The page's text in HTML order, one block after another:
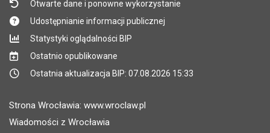
Otwarte dane i ponowne wykorzystanie
Udostępnianie informacji publicznej
Statystyki oglądalności BIP
Ostatnio opublikowane
Ostatnia aktualizacja BIP: 07.08.2026 15:33
Strona Wrocławia: www.wroclaw.pl
Wiadomości z Wrocławia